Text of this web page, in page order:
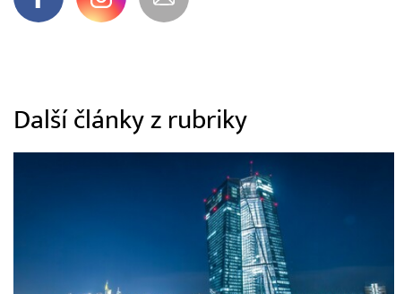
Další články z rubriky